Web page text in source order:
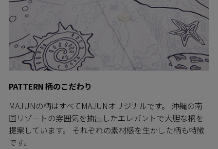
PATTERN 柄のこだわり
MAJUNの柄はすべてMAJUNオリジナルです。 沖縄の南
国リゾートの雰囲気を抽出したエレガントで大胆な柄を
提案しています。 それぞれの素材感を生かした柄も特徴
です。